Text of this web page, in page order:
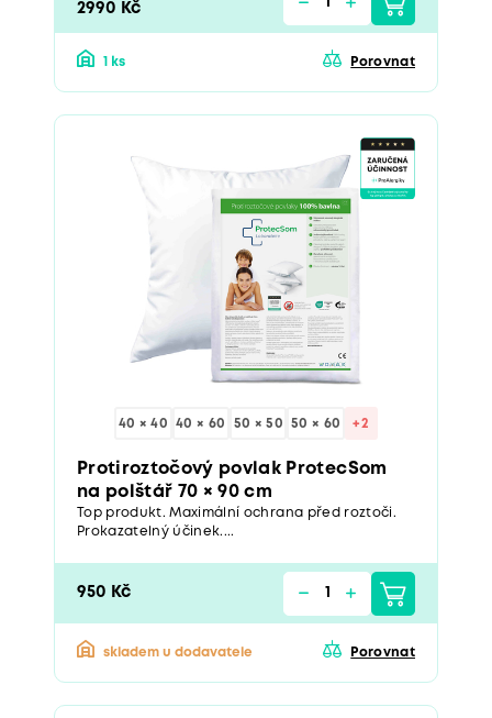
2990 Kč
1 ks Porovnat
40 × 40 40 × 60 50 × 50 50 × 60 +2
Protiroztočový povlak ProtecSom
na polštář 70 × 90 cm
Top produkt. Maximální ochrana před roztoči.
Prokazatelný účinek....
950 Kč
skladem u dodavatele Porovnat